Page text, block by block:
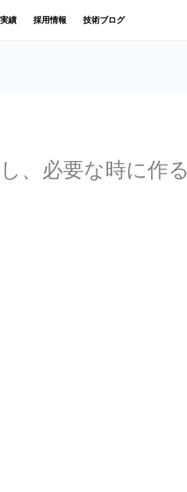
実績 採用情報 技術ブログ
、必要な時に作る